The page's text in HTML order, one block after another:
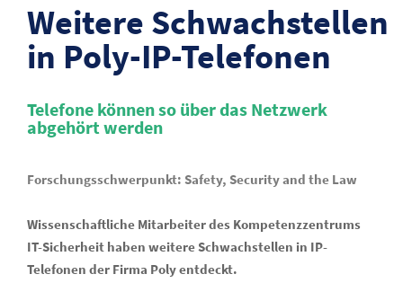
Weitere Schwachstellen
in Poly-IP-Telefonen
Telefone können so über das Netzwerk
abgehört werden
Forschungsschwerpunkt: Safety, Security and the Law
Wissenschaftliche Mitarbeiter des Kompetenzzentrums
IT-Sicherheit haben weitere Schwachstellen in IP-
Telefonen der Firma Poly entdeckt.